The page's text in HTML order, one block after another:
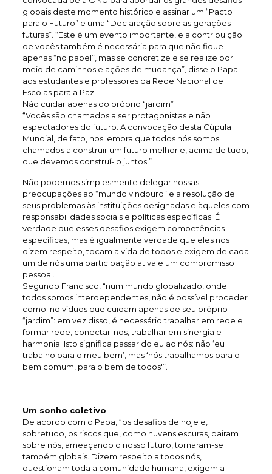
globais deste momento histórico e assinar um “Pacto
para o Futuro” e uma “Declaração sobre as gerações
futuras”. “Este é um evento importante, e a contribuição
de vocês também é necessária para que não fique
apenas “no papel”, mas se concretize e se realize por
meio de caminhos e ações de mudança”, disse o Papa
aos estudantes e professores da Rede Nacional de
Escolas para a Paz.
Não cuidar apenas do próprio “jardim”
“Vocês são chamados a ser protagonistas e não
espectadores do futuro. A convocação desta Cúpula
Mundial, de fato, nos lembra que todos nós somos
chamados a construir um futuro melhor e, acima de tudo,
que devemos construí-lo juntos!”
Não podemos simplesmente delegar nossas
preocupações ao “mundo vindouro” e a resolução de
seus problemas às instituições designadas e àqueles com
responsabilidades sociais e políticas específicas. É
verdade que esses desafios exigem competências
específicas, mas é igualmente verdade que eles nos
dizem respeito, tocam a vida de todos e exigem de cada
um de nós uma participação ativa e um compromisso
pessoal.
Segundo Francisco, “num mundo globalizado, onde
todos somos interdependentes, não é possível proceder
como indivíduos que cuidam apenas de seu próprio
“jardim”: em vez disso, é necessário trabalhar em rede e
formar rede, conectar-nos, trabalhar em sinergia e
harmonia. Isto significa passar do eu ao nós: não ‘eu
trabalho para o meu bem’, mas ‘nós trabalhamos para o
bem comum, para o bem de todos'”.
Um sonho coletivo
De acordo com o Papa, “os desafios de hoje e,
sobretudo, os riscos que, como nuvens escuras, pairam
sobre nós, ameaçando o nosso futuro, tornaram-se
também globais. Dizem respeito a todos nós,
questionam toda a comunidade humana, exigem a